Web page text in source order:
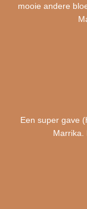
mooie andere
Een super gave
Marrika.